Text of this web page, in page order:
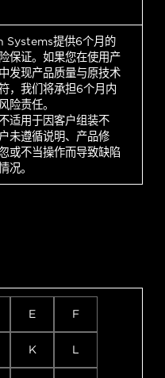
Systems提供6个月的
保证。如果您在使用产
发现产品质量与原技术
，我们将承担6个月内
险责任。
适用于因客户组装不
未遵循说明、产品修
或不当操作而导致缺陷
况。
E F
K L